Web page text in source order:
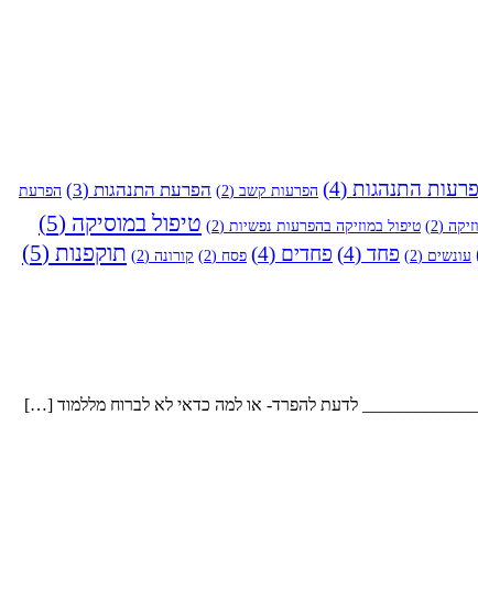
התנהגות (4) הפרעות קשב (2) הפרעת התנהגות (3)
הפרעת
(2) טיפול במוזיקה בהפרעות נפשיות (2) טיפול במוסיקה (5)
עונשים (2) פחד (4) פחדים (4) פסח (2) קורונה (2) תוקפנות (5)